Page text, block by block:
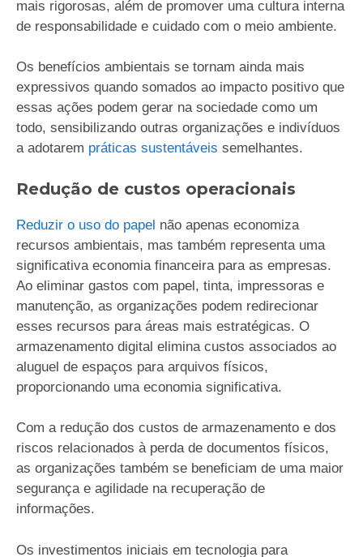
mais rigorosas, além de promover uma cultura interna
de responsabilidade e cuidado com o meio ambiente.
Os benefícios ambientais se tornam ainda mais
expressivos quando somados ao impacto positivo que
essas ações podem gerar na sociedade como um
todo, sensibilizando outras organizações e indivíduos
a adotarem práticas sustentáveis semelhantes.
Redução de custos operacionais
Reduzir o uso do papel não apenas economiza
recursos ambientais, mas também representa uma
significativa economia financeira para as empresas.
Ao eliminar gastos com papel, tinta, impressoras e
manutenção, as organizações podem redirecionar
esses recursos para áreas mais estratégicas. O
armazenamento digital elimina custos associados ao
aluguel de espaços para arquivos físicos,
proporcionando uma economia significativa.
Com a redução dos custos de armazenamento e dos
riscos relacionados à perda de documentos físicos,
as organizações também se beneficiam de uma maior
segurança e agilidade na recuperação de
informações.
Os investimentos iniciais em tecnologia para